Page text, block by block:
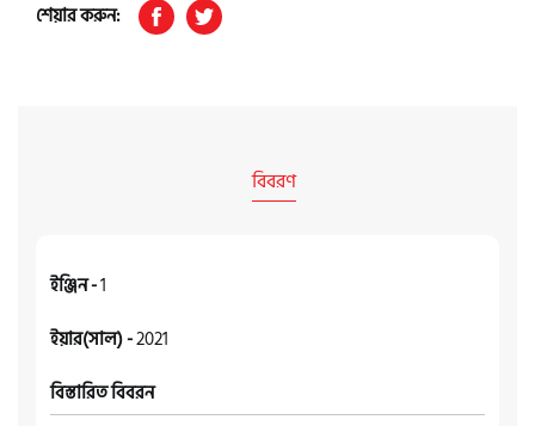
শেয়ার করুন:
বিবরণ
ইঞ্জিন -1
ইয়ার(সাল) -2021
বিস্তারিত বিবরন